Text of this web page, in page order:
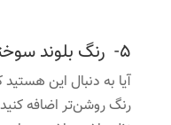
5- رنگ بلوند سوخته
آیا به دنبال این
رنگ روشن‌تر اضافه